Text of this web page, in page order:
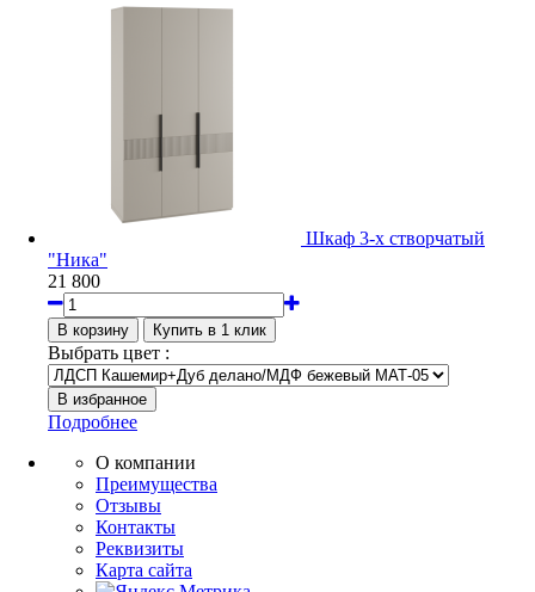
Шкаф 3-х створчатый
"Ника"
21 800
Выбрать цвет :
Подробнее
О компании
Преимущества
Отзывы
Контакты
Реквизиты
Карта сайта